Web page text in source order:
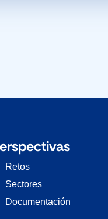
Retos
Sectores
Documentación